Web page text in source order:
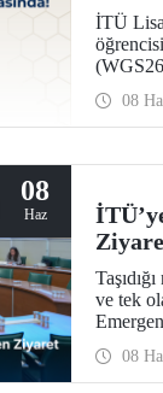
İTÜ
08
08
Haz
ve tek
08